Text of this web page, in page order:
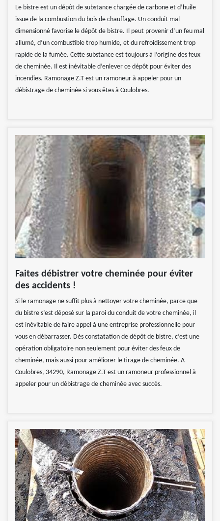
Le bistre est un dépôt de substance chargée de carbone et d’huile
issue de la combustion du bois de chauffage. Un conduit mal
dimensionné favorise le dépôt de bistre. Il peut provenir d’un feu mal
allumé, d’un combustible trop humide, et du refroidissement trop
rapide de la fumée. Cette substance est toujours à l’origine des feux
de cheminée. Il est inévitable d’enlever ce dépôt pour éviter des
incendies. Ramonage Z.T est un ramoneur à appeler pour un
débistrage de cheminée si vous êtes à Coulobres.
Faites débistrer votre cheminée pour éviter
des accidents !
Si le ramonage ne suffit plus à nettoyer votre cheminée, parce que
du bistre s’est déposé sur la paroi du conduit de votre cheminée, il
est inévitable de faire appel à une entreprise professionnelle pour
vous en débarrasser. Dès constatation de dépôt de bistre, c’est une
opération obligatoire non seulement pour éviter des feux de
cheminée, mais aussi pour améliorer le tirage de cheminée. A
Coulobres, 34290, Ramonage Z.T est un ramoneur professionnel à
appeler pour un débistrage de cheminée avec succès.